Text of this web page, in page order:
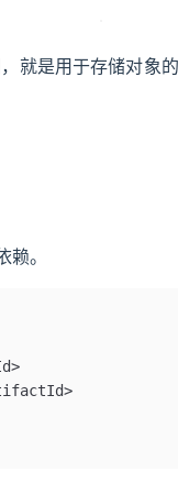
就是用于存储对象
。